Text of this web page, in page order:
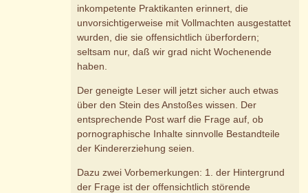
inkompetente Praktikanten erinnert, die
unvorsichtigerweise mit Vollmachten ausgestattet
wurden, die sie offensichtlich überfordern;
seltsam nur, daß wir grad nicht Wochenende
haben.
Der geneigte Leser will jetzt sicher auch etwas
über den Stein des Anstoßes wissen. Der
entsprechende Post warf die Frage auf, ob
pornographische Inhalte sinnvolle Bestandteile
der Kindererziehung seien.
Dazu zwei Vorbemerkungen: 1. der Hintergrund
der Frage ist der offensichtlich störende